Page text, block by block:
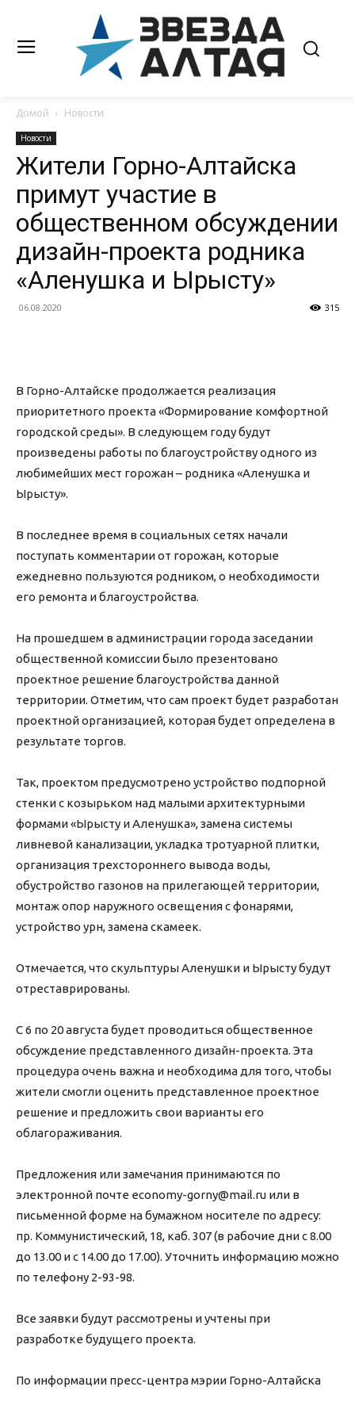
Домой Новости
Новости
Жители Горно-Алтайска
примут участие в
общественном обсуждении
дизайн-проекта родника
«Аленушка и Ырысту»
06.08.2020 315
В Горно-Алтайске продолжается реализация
приоритетного проекта «Формирование комфортной
городской среды». В следующем году будут
произведены работы по благоустройству одного из
любимейших мест горожан – родника «Аленушка и
Ырысту».
В последнее время в социальных сетях начали
поступать комментарии от горожан, которые
ежедневно пользуются родником, о необходимости
его ремонта и благоустройства.
На прошедшем в администрации города заседании
общественной комиссии было презентовано
проектное решение благоустройства данной
территории. Отметим, что сам проект будет разработан
проектной организацией, которая будет определена в
результате торгов.
Так, проектом предусмотрено устройство подпорной
стенки с козырьком над малыми архитектурными
формами «Ырысту и Аленушка», замена системы
ливневой канализации, укладка тротуарной плитки,
организация трехстороннего вывода воды,
обустройство газонов на прилегающей территории,
монтаж опор наружного освещения с фонарями,
устройство урн, замена скамеек.
Отмечается, что скульптуры Аленушки и Ырысту будут
отреставрированы.
С 6 по 20 августа будет проводиться общественное
обсуждение представленного дизайн-проекта. Эта
процедура очень важна и необходима для того, чтобы
жители смогли оценить представленное проектное
решение и предложить свои варианты его
облагораживания.
Предложения или замечания принимаются по
электронной почте economy-gorny@mail.ru или в
письменной форме на бумажном носителе по адресу:
пр. Коммунистический, 18, каб. 307 (в рабочие дни с 8.00
до 13.00 и с 14.00 до 17.00). Уточнить информацию можно
по телефону 2-93-98.
Все заявки будут рассмотрены и учтены при
разработке будущего проекта.
По информации пресс-центра мэрии Горно-Алтайска